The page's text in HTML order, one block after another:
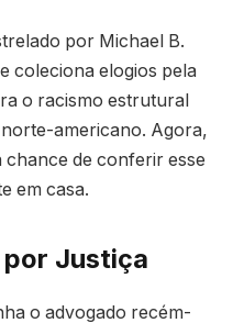
por Michael B.
coleciona elogios pela
o racismo estrutural
americano. Agora,
de conferir esse
em casa.
Justiça
o advogado recém-